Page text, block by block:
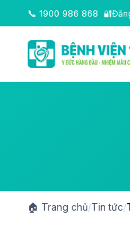
📞 1900 986 868 🔐
🏠 Trang chủ/Tin tức/